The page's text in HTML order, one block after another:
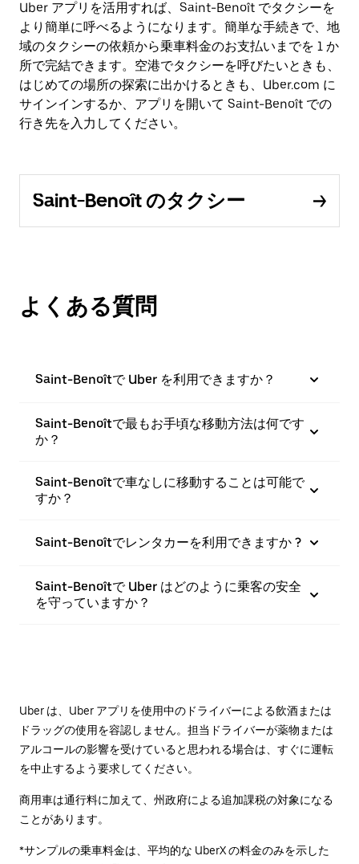
Uber アプリを活用すれば、Saint-Benoît でタクシーを
より簡単に呼べるようになります。簡単な手続きで、地
域のタクシーの依頼から乗車料金のお支払いまでを 1 か
所で完結できます。空港でタクシーを呼びたいときも、
はじめての場所の探索に出かけるときも、Uber.com に
サインインするか、アプリを開いて Saint-Benoît での
行き先を入力してください。
Saint-Benoît のタクシー
よくある質問
Saint-Benoîtで Uber を利用できますか？
Saint-Benoîtで最もお手頃な移動方法は何です
か？
Saint-Benoîtで車なしに移動することは可能で
すか？
Saint-Benoîtでレンタカーを利用できますか ?
Saint-Benoîtで Uber はどのように乗客の安全
を守っていますか？
Uber は、Uber アプリを使用中のドライバーによる飲酒または
ドラッグの使用を容認しません。担当ドライバーが薬物または
アルコールの影響を受けていると思われる場合は、すぐに運転
を中止するよう要求してください。
商用車は通行料に加えて、州政府による追加課税の対象になる
ことがあります。
*サンプルの乗車料金は、平均的な UberX の料金のみを示した